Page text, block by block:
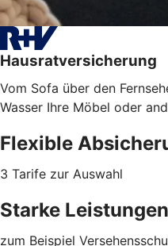
Hausratversicherung
Vom Sofa über den
Wasser Ihre Möbel oder
Flexible
3 Tarife zur Auswahl
Starke
zum Beispiel